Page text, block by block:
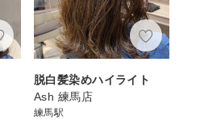
脱白髪染めハイライト
Ash 練馬店
練馬駅